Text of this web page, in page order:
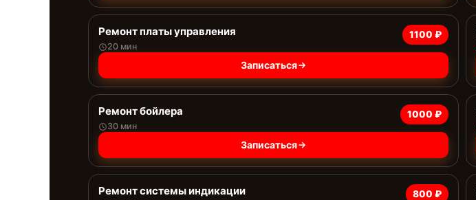
Ремонт платы управления
20 мин
1100 ₽
Записаться
Ремонт бойлера
30 мин
1000 ₽
Записаться
Ремонт системы индикации 800 ₽